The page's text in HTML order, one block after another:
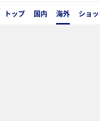
トップ 国内 海外 ショ